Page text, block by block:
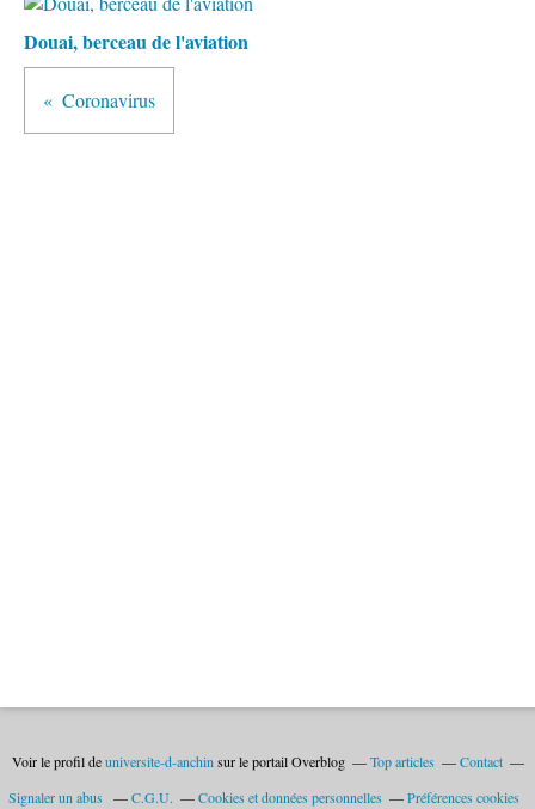
Douai, berceau de l'aviation
Coronavirus
Voir le profil deuniversite-d-anchin sur le portail Overblog Top articles
Contact
Signaler un abus
C.G.U. Cookies et données personnelles Préférences cookies